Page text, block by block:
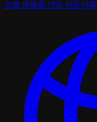
文章 贡献者 讨论 社区分享